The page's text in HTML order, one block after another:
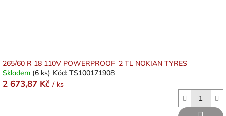
265/60 R 18 110V POWERPROOF_2 TL NOKIAN TYRES
Skladem (6 ks) Kód: TS100171908
2 673,87 Kč / ks